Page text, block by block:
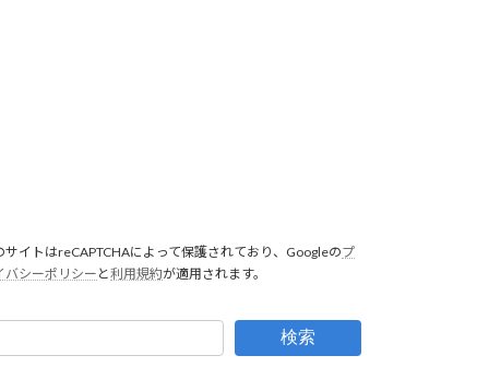
サイトはreCAPTCHAによって保護されており、Googleのプ
バシーポリシーと利用規約が適用されます。
検索